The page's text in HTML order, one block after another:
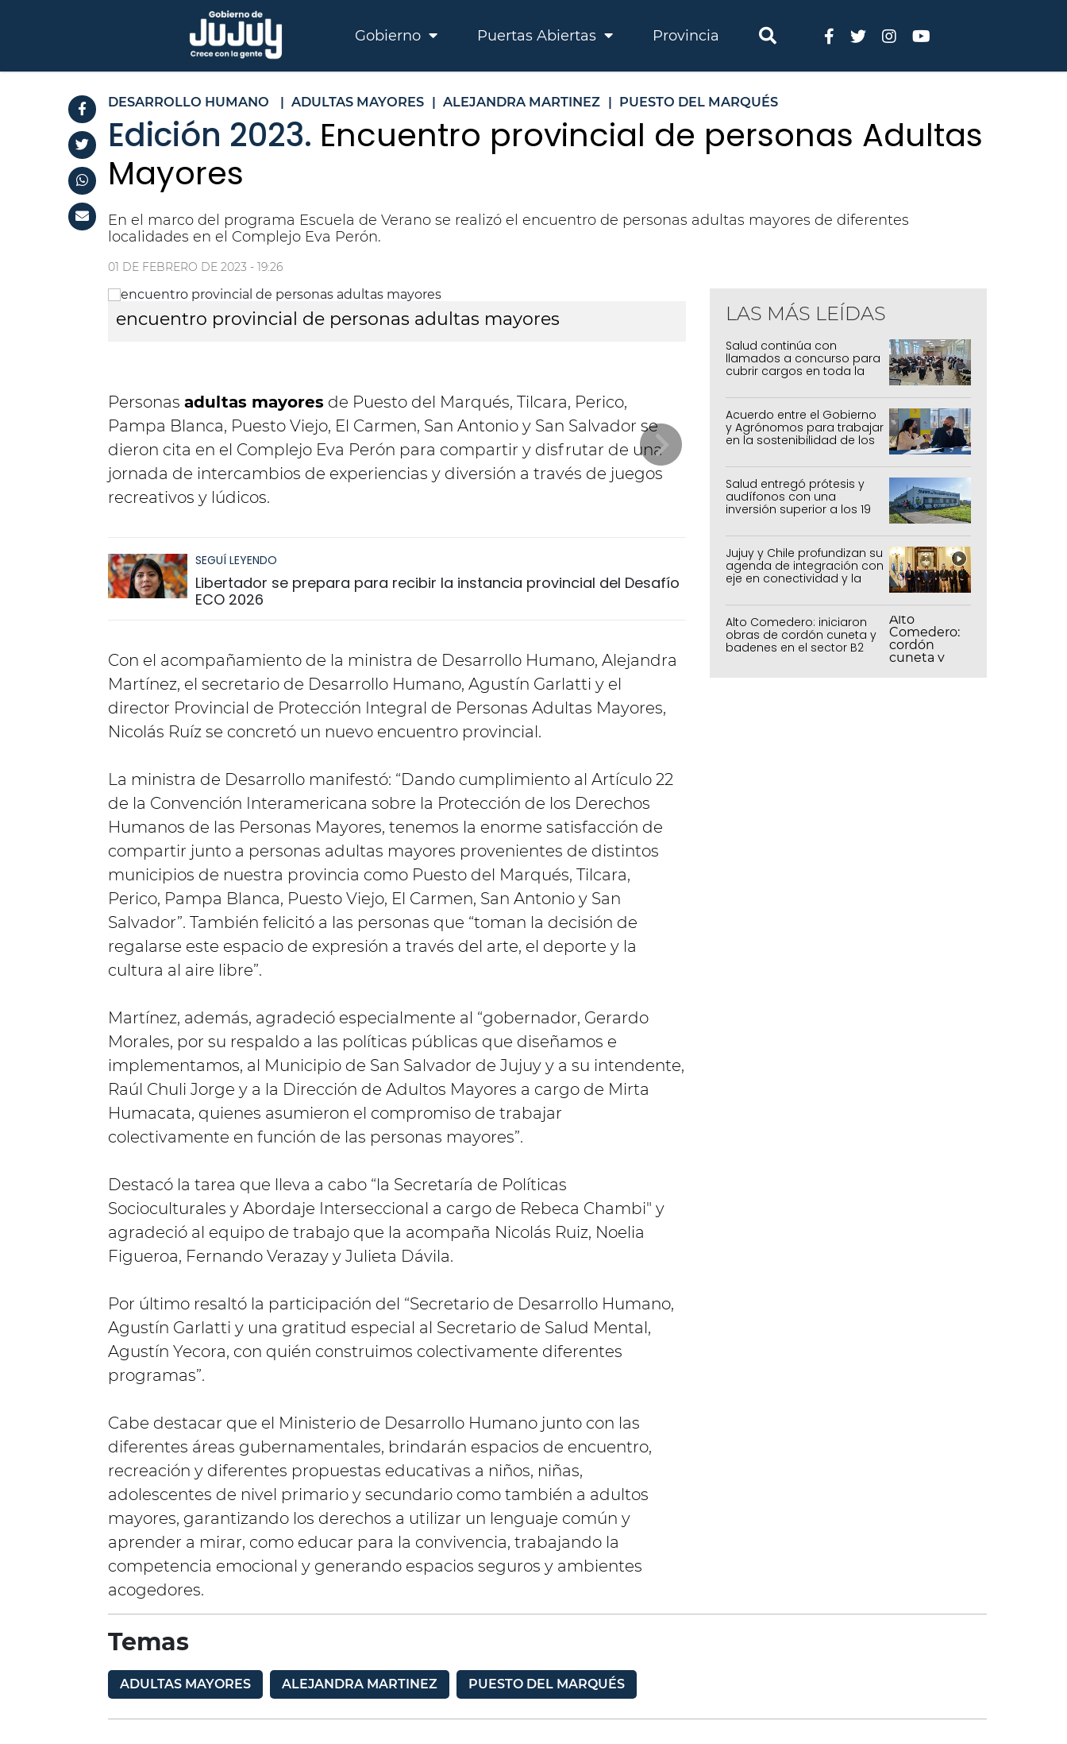
Gobierno Puertas Abiertas Provincia
DESARROLLO HUMANO | ADULTAS MAYORES | ALEJANDRA MARTINEZ | PUESTO DEL MARQUÉS
Edición 2023. Encuentro provincial de personas Adultas
Mayores
En el marco del programa Escuela de Verano se realizó el encuentro de personas adultas mayores de diferentes
localidades en el Complejo Eva Perón.
01 DE FEBRERO DE 2023 - 19:26
encuentro provincial de personas adultas mayores encuentro provincial de personas adultas
Personas adultas mayores de Puesto del Marqués, Tilcara, Perico,
Pampa Blanca, Puesto Viejo, El Carmen, San Antonio y San Salvador se
dieron cita en el Complejo Eva Perón para compartir y disfrutar de una
jornada de intercambios de experiencias y diversión a través de juegos
recreativos y lúdicos.
SEGUÍ LEYENDO
Libertador se prepara para recibir la instancia provincial del Desafío
ECO 2026
Con el acompañamiento de la ministra de Desarrollo Humano, Alejandra
Martínez, el secretario de Desarrollo Humano, Agustín Garlatti y el
director Provincial de Protección Integral de Personas Adultas Mayores,
Nicolás Ruíz se concretó un nuevo encuentro provincial.
La ministra de Desarrollo manifestó: “Dando cumplimiento al Artículo 22
de la Convención Interamericana sobre la Protección de los Derechos
Humanos de las Personas Mayores, tenemos la enorme satisfacción de
compartir junto a personas adultas mayores provenientes de distintos
municipios de nuestra provincia como Puesto del Marqués, Tilcara,
Perico, Pampa Blanca, Puesto Viejo, El Carmen, San Antonio y San
Salvador”. También felicitó a las personas que “toman la decisión de
regalarse este espacio de expresión a través del arte, el deporte y la
cultura al aire libre”.
Martínez, además, agradeció especialmente al “gobernador, Gerardo
Morales, por su respaldo a las políticas públicas que diseñamos e
implementamos, al Municipio de San Salvador de Jujuy y a su intendente,
Raúl Chuli Jorge y a la Dirección de Adultos Mayores a cargo de Mirta
Humacata, quienes asumieron el compromiso de trabajar
colectivamente en función de las personas mayores”.
Destacó la tarea que lleva a cabo “la Secretaría de Políticas
Socioculturales y Abordaje Interseccional a cargo de Rebeca Chambi" y
agradeció al equipo de trabajo que la acompaña Nicolás Ruiz, Noelia
Figueroa, Fernando Verazay y Julieta Dávila.
Por último resaltó la participación del “Secretario de Desarrollo Humano,
Agustín Garlatti y una gratitud especial al Secretario de Salud Mental,
Agustín Yecora, con quién construimos colectivamente diferentes
programas”.
Cabe destacar que el Ministerio de Desarrollo Humano junto con las
diferentes áreas gubernamentales, brindarán espacios de encuentro,
recreación y diferentes propuestas educativas a niños, niñas,
adolescentes de nivel primario y secundario como también a adultos
mayores, garantizando los derechos a utilizar un lenguaje común y
aprender a mirar, como educar para la convivencia, trabajando la
competencia emocional y generando espacios seguros y ambientes
acogedores.
LAS MÁS LEÍDAS
Salud continúa con
llamados a concurso para
cubrir cargos en toda la
Acuerdo entre el Gobierno
y Agrónomos para trabajar
en la sostenibilidad de los
agrícolas, pecuarios y
forestal
Salud entregó prótesis y
audífonos con una
inversión superior a los 19
millones de pesos
Jujuy y Chile profundizan su
agenda de integración con
eje en conectividad y la
mejora del Paso de Jama
Alto Comedero: iniciaron
obras de cordón cuneta y
badenes en el sector B2
Temas
ADULTAS MAYORES ALEJANDRA MARTINEZ PUESTO DEL MARQUÉS